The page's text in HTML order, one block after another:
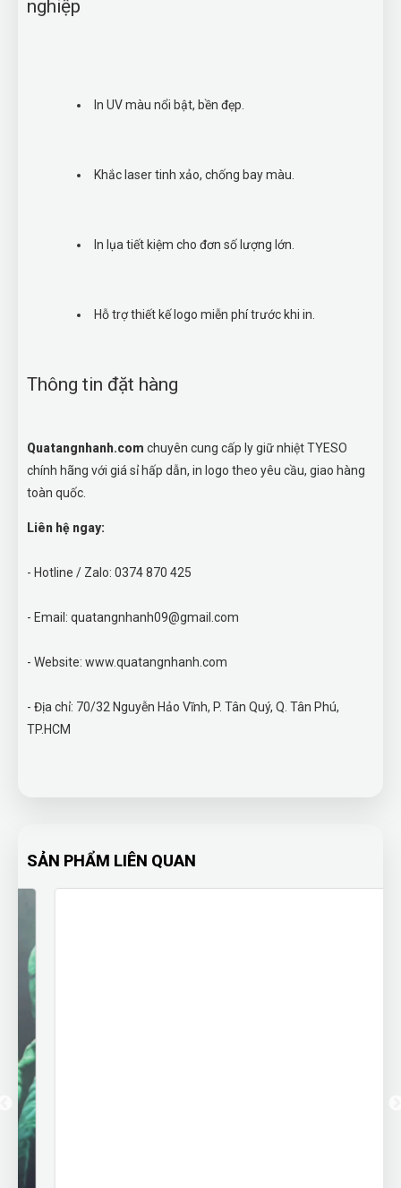
nghiệp
In UV màu nổi bật, bền đẹp.
Khắc laser tinh xảo, chống bay màu.
In lụa tiết kiệm cho đơn số lượng lớn.
Hỗ trợ thiết kế logo miễn phí trước khi in.
Thông tin đặt hàng
Quatangnhanh.com chuyên cung cấp ly giữ nhiệt TYESO
chính hãng với giá sỉ hấp dẫn, in logo theo yêu cầu, giao hàng
toàn quốc.
Liên hệ ngay:
- Hotline / Zalo: 0374 870 425
- Email: quatangnhanh09@gmail.com
- Website: www.quatangnhanh.com
- Địa chỉ: 70/32 Nguyễn Hảo Vĩnh, P. Tân Quý, Q. Tân Phú,
TP.HCM
SẢN PHẨM LIÊN QUAN